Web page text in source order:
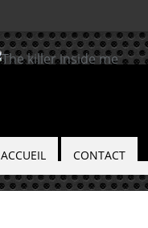
ACCUEIL CONTACT